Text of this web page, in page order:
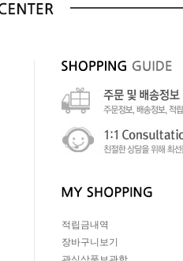
적립금내역
장바구니보기